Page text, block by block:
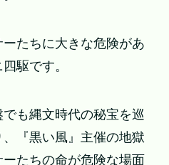
たちに大きな危険があ
駆です。
も縄文時代の秘宝を巡
『黒い風』主催の地獄
たちの命が危険な場面